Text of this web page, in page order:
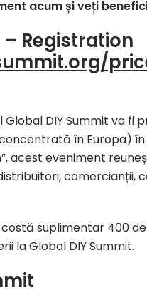
acum și veți
– Registration
DIY Summit va fi
concentrată în Europa)
acest eveniment
comercianții,
costă suplimentar 400
la Global DIY Summit.